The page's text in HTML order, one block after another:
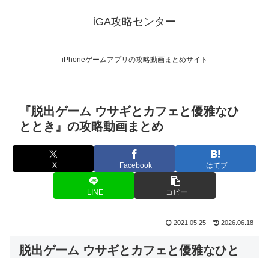
iGA攻略センター
iPhoneゲームアプリの攻略動画まとめサイト
『脱出ゲーム ウサギとカフェと優雅なひ
ととき』の攻略動画まとめ
X Facebook はてブ
LINE コピー
2021.05.25 2026.06.18
脱出ゲーム ウサギとカフェと優雅なひと